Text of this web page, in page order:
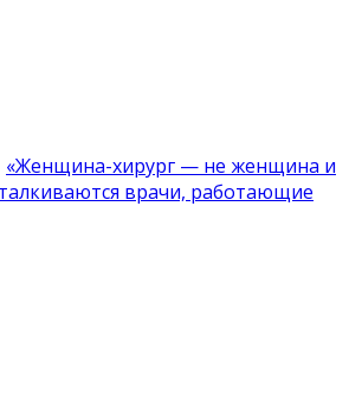
«Женщина-хирург — не женщина и
врачи, работающие